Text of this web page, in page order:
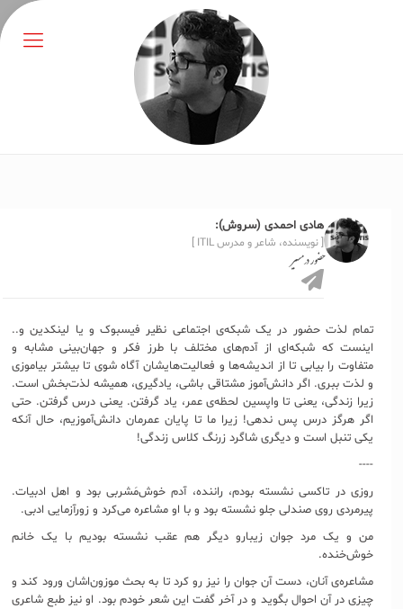
هادی احمدی (سروش):
[ نویسنده، شاعر و مدرس ITIL ]
حضور در مسیر
تمام لذت حضور در یک شبکه‌ی اجتماعی نظیر فیسبوک و یا لینکدین و..
اینست که شبکه‌ای از آدم‌های مختلف با طرز فکر و جهان‌بینی مشابه و
متفاوت را بیابی تا از اندیشه‌ها و فعالیت‌هایشان آگاه شوی تا بیشتر بیاموزی
و لذت ببری. اگر دانش‌آموز مشتاقی باشی، یادگیری، همیشه لذت‌بخش است.
زیرا زندگی، یعنی تا واپسین لحظه‌ی عمر، یاد گرفتن. یعنی درس گرفتن. حتی
اگر هرگز درس پس ندهی! زیرا ما تا پایان عمرمان دانش‌آموزیم، حال آنکه
یکی تنبل است و دیگری شاگرد زرنگ کلاس زندگی!
----
روزی در تاکسی نشسته بودم، راننده، آدم خوش‌مَشربی بود و اهل ادبیات.
پیرمردی روی صندلی جلو نشسته بود و با او مشاعره می‌کرد و زورآزمایی ادبی.
من و یک مرد جوان زیبارو دیگر هم عقب نشسته بودیم با یک خانم
خوش‌خنده.
مشاعره‌ی آنان، دست آن جوان را نیز رو کرد تا به بحث موزون‌اشان ورود کند و
چیزی در آن احوال بگوید و در آخر گفت این شعر خودم بود. او نیز طبع شاعری